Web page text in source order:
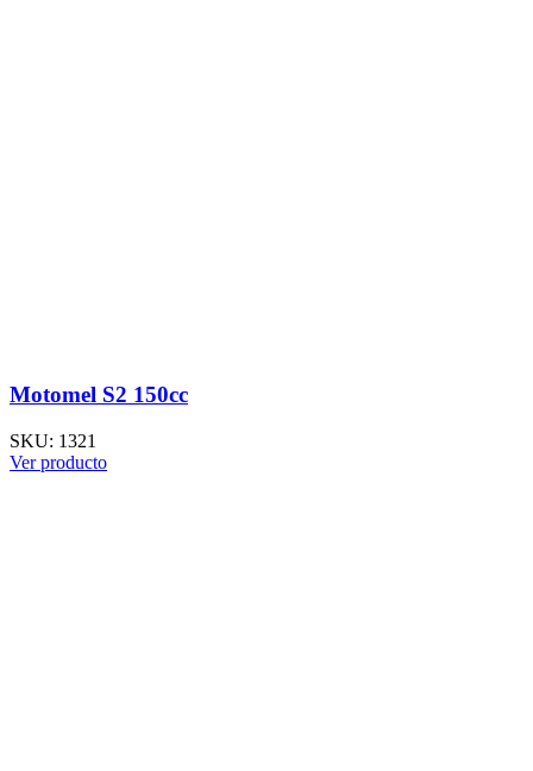
Motomel S2 150cc
SKU: 1321
Ver producto